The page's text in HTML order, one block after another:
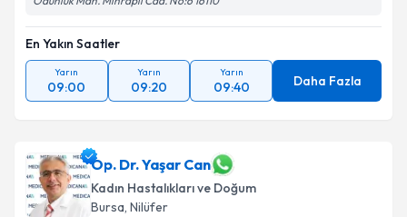
En Yakın Saatler
Yarın
09:00
Yarın
09:20
Yarın
09:40 Daha Fazla
Op. Dr. Yaşar Can
Kadın Hastalıkları ve Doğum
Bursa, Nilüfer